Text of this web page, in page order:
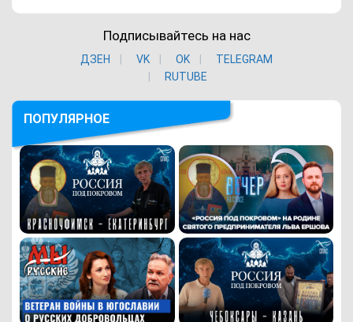
Подписывайтесь на нас
ДЗЕН VK ОK
TELEGRAM
RUTUBE
ПОПУЛЯРНОЕ